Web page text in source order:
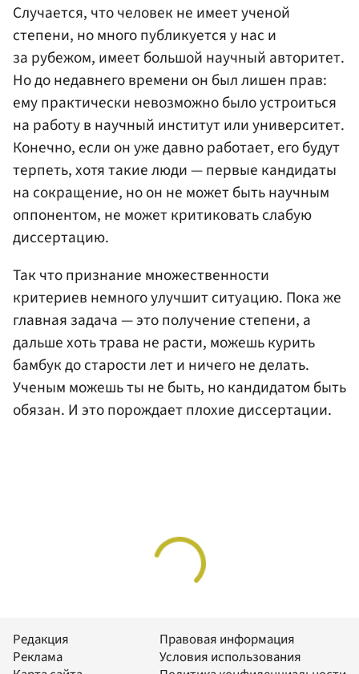
Случается, что человек не имеет ученой
степени, но много публикуется у нас и
за рубежом, имеет большой научный авторитет.
Но до недавнего времени он был лишен прав:
ему практически невозможно было устроиться
на работу в научный институт или университет.
Конечно, если он уже давно работает, его будут
терпеть, хотя такие люди — первые кандидаты
на сокращение, но он не может быть научным
оппонентом, не может критиковать слабую
диссертацию.
Так что признание множественности
критериев немного улучшит ситуацию. Пока же
главная задача — это получение степени, а
дальше хоть трава не расти, можешь курить
бамбук до старости лет и ничего не делать.
Ученым можешь ты не быть, но кандидатом быть
обязан. И это порождает плохие диссертации.
Редакция
Реклама
Правовая информация
Условия использования